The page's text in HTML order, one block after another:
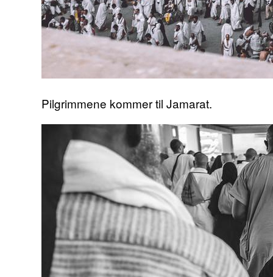
Pilgrimmene kommer til Jamarat.